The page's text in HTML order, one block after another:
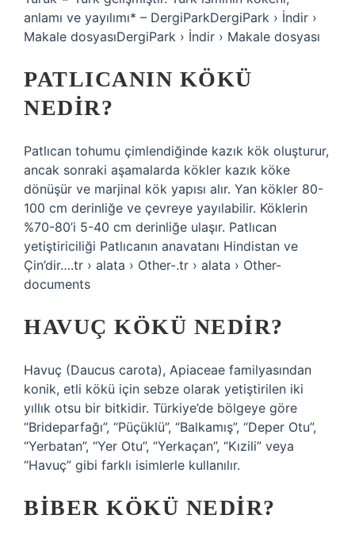
anlamı ve yayılımı* – DergiParkDergiPark › İndir ›
Makale dosyasıDergiPark › İndir › Makale dosyası
PATLICANIN KÖKÜ
NEDIR?
Patlıcan tohumu çimlendiğinde kazık kök oluşturur,
ancak sonraki aşamalarda kökler kazık köke
dönüşür ve marjinal kök yapısı alır. Yan kökler 80-
100 cm derinliğe ve çevreye yayılabilir. Köklerin
%70-80’i 5-40 cm derinliğe ulaşır. Patlıcan
yetiştiriciliği Patlıcanın anavatanı Hindistan ve
Çin’dir….tr › alata › Other-.tr › alata › Other-
documents
HAVUÇ KÖKÜ NEDIR?
Havuç (Daucus carota), Apiaceae familyasından
konik, etli kökü için sebze olarak yetiştirilen iki
yıllık otsu bir bitkidir. Türkiye’de bölgeye göre
“Brideparfağı”, “Püçüklü”, “Balkamış”, “Deper Otu”,
“Yerbatan”, “Yer Otu”, “Yerkaçan”, “Kızili” veya
“Havuç” gibi farklı isimlerle kullanılır.
BIBER KÖKÜ NEDIR?